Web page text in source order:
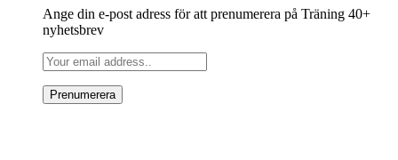
Ange din e-post adress för att prenumerera på Träning 40+
nyhetsbrev